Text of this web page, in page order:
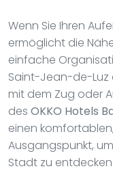
Wenn Sie Ihren
ermöglicht die
einfache
Saint-Jean-de-Luz
mit dem Zug oder
des OKKO Hotels
einen
Ausgangspunkt,
Stadt zu entdecken.